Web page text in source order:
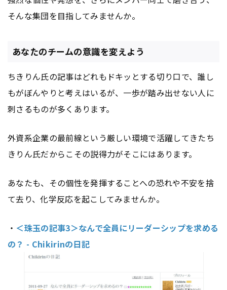
そんな集団を目指してみませんか。
あなたのチームの意識を変えよう
ちきりん氏の記事はどれもドキッとする切り口で、誰し
もがぼんやりと考えはいるが、一歩が踏み出せない人に
刺さるものが多くあります。
外資系企業の最前線という厳しい環境で活躍してきたち
きりん氏だからこその説得力がそこにはあります。
あなたも、その個性を発揮することへの恐れや不安を捨
て去り、化学反応を起こしてみませんか。
・ ＜珠玉の記事3＞なんで全員にリーダーシップを求める
の？ - Chikirinの日記